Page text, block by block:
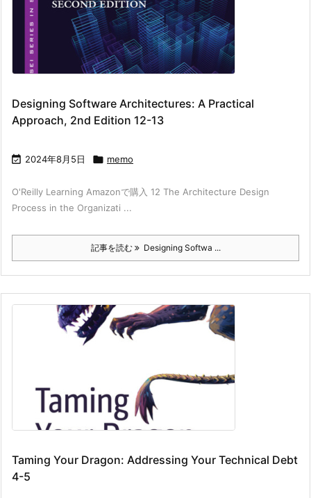
Designing Software Architectures: A Practical
Approach, 2nd Edition 12-13
 2024年8月5日  memo
O'Reilly Learning Amazonで購入 12 The Architecture Design
Process in the Organizati ...
記事を読む Designing Softwa ...
Taming Your Dragon: Addressing Your Technical Debt
4-5